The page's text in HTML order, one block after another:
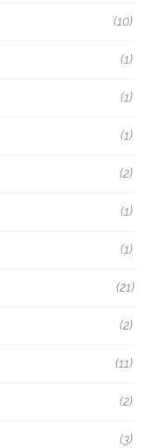
(10)
(1)
(1)
(1)
(2)
(1)
(1)
(21)
(2)
(11)
(2)
(3)